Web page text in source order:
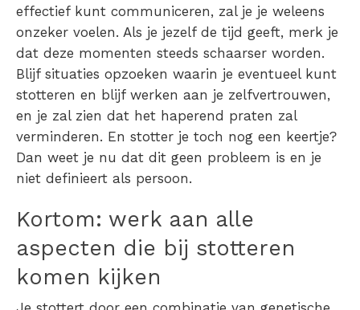
effectief kunt communiceren, zal je je weleens
onzeker voelen. Als je jezelf de tijd geeft, merk je
dat deze momenten steeds schaarser worden.
Blijf situaties opzoeken waarin je eventueel kunt
stotteren en blijf werken aan je zelfvertrouwen,
en je zal zien dat het haperend praten zal
verminderen. En stotter je toch nog een keertje?
Dan weet je nu dat dit geen probleem is en je
niet definieert als persoon.
Kortom: werk aan alle
aspecten die bij stotteren
komen kijken